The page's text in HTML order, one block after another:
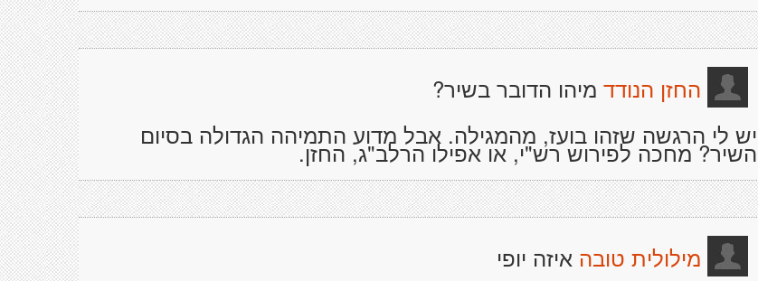
החזן הנודד מיהו הדובר בשיר?
יש לי הרגשה שזהו בועז, מהמגילה. אבל מדוע התמיהה הגדולה בסיום
השיר? מחכה לפירוש רש"י, או אפילו הרלב"ג, החזן.
מילולית טובה איזה יופי